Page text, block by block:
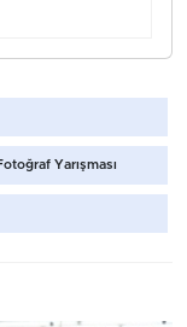
Yarışması